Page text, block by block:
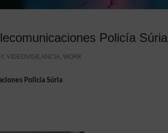
Policía Súria
, VIDEOVIGILANCIA, WORK
Policía Súria